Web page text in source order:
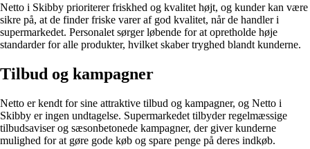
Netto i Skibby prioriterer friskhed og kvalitet højt, og kunder kan være
sikre på, at de finder friske varer af god kvalitet, når de handler i
supermarkedet. Personalet sørger løbende for at opretholde høje
standarder for alle produkter, hvilket skaber tryghed blandt kunderne.
Tilbud og kampagner
Netto er kendt for sine attraktive tilbud og kampagner, og Netto i
Skibby er ingen undtagelse. Supermarkedet tilbyder regelmæssige
tilbudsaviser og sæsonbetonede kampagner, der giver kunderne
mulighed for at gøre gode køb og spare penge på deres indkøb.